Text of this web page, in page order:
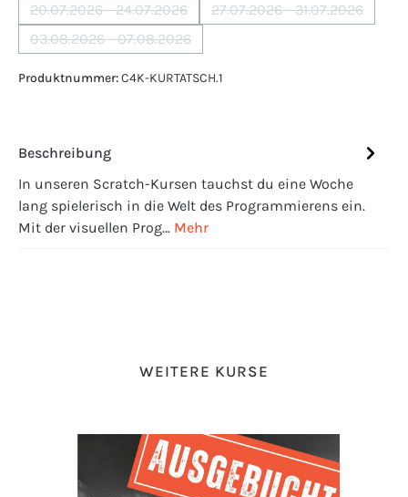
20.07.2026 - 24.07.2026
(Diese Option ist zurzeit nicht verfügbar.)
27.07.2026 - 31.07.2026
(Diese Option ist
03.08.2026 - 07.08.2026
(Diese Option ist zurzeit nicht verfügbar.)
Produktnummer:C4K-KURTATSCH.1
Beschreibung
In unseren Scratch-Kursen tauchst du eine Woche
lang spielerisch in die Welt des Programmierens ein.
Mit der visuellen Prog… Mehr
Produktgalerie überspringenWEITERE KURSE